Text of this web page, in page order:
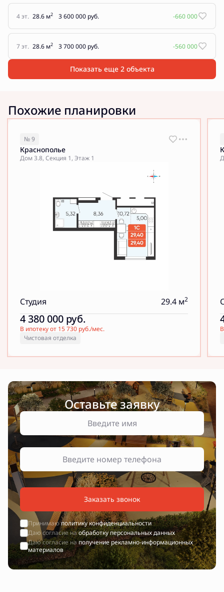
4 эт. 28.6 м2 3 600 000 руб. -660 000
7 эт. 28.6 м2 3 700 000 руб. -560 000
Показать еще 2 объектa
Похожие планировки
№ 9
Краснополье
Дом 3.8, Секция 1, Этаж 1
Студия 29.4 м2
4 380 000 руб.
В ипотеку от 15 730 руб./мес.
Чистовая отделка
Оставьте заявку
Заказать звонок
Принимаюполитику конфиденциальности
Даю согласие наобработку персональных данных
Даю согласие наполучение рекламно-информационных
материалов